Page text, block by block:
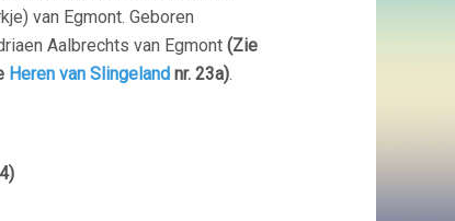
van Egmont. Geboren
Aalbrechts van Egmont (Zie
Heren van Slingeland nr. 23a).